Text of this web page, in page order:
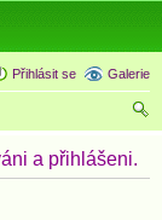
Galerie
Přihlásit se
a přihlášeni.